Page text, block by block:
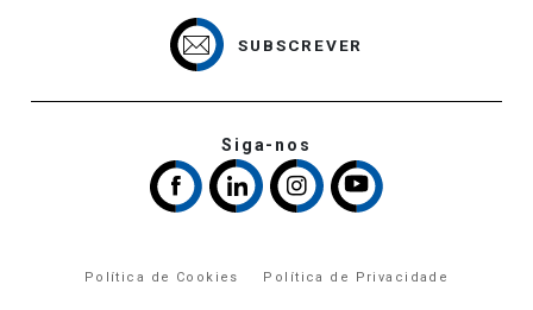
SUBSCREVER
Siga-nos
Política de Cookies Política de Privacidade